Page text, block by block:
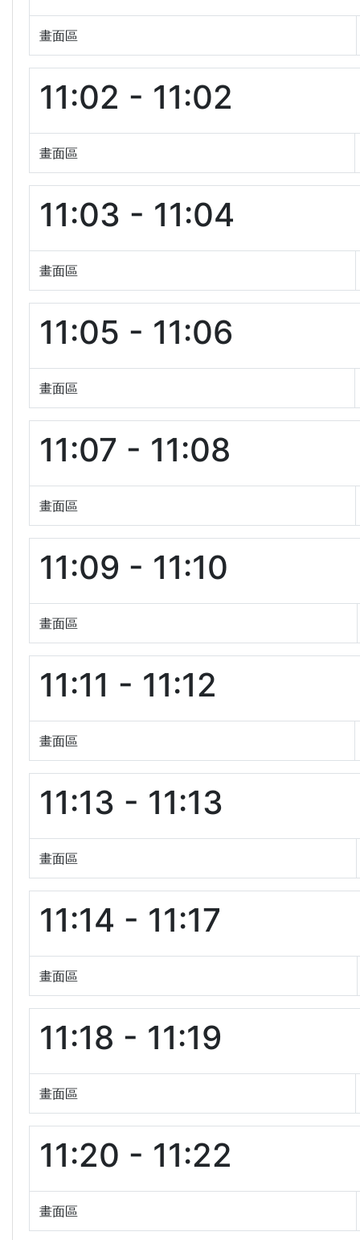
畫面區
11:02 - 11:02
畫面區
11:03 - 11:04
畫面區
11:05 - 11:06
畫面區
11:07 - 11:08
畫面區
11:09 - 11:10
畫面區
11:11 - 11:12
畫面區
11:13 - 11:13
畫面區
11:14 - 11:17
畫面區
11:18 - 11:19
畫面區
11:20 - 11:22
畫面區